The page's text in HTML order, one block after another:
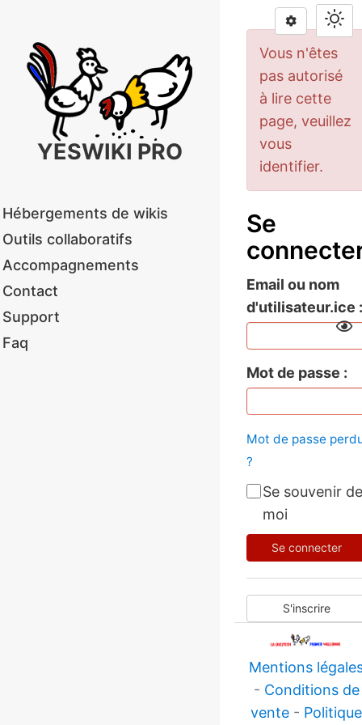
YESWIKI PRO
Hébergements de wikis
Outils collaboratifs
Accompagnements
Contact
Support
Faq
Vous n'êtes
pas autorisé
à lire cette
page, veuillez
vous
identifier.
Se
Email ou nom
d'utilisateur.ice
Mot de passe
Mot de passe
?
Se souvenir de
moi
Se connecter
S'inscrire
Mentions
- Conditions de
vente - Politique